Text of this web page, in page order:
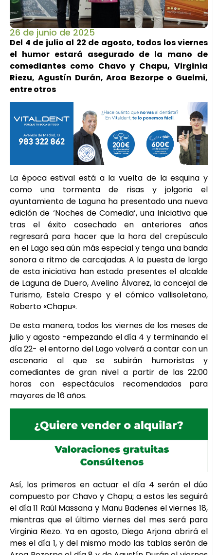
26 de junio de 2025
Del 4 de julio al 22 de agosto, todos los viernes
el humor estará asegurado de la mano de
comediantes como Chavo y Chapu, Virginia
Riezu, Agustín Durán, Aroa Bezorpe o Guelmi,
entre otros
La época estival está a la vuelta de la esquina y
como una tormenta de risas y jolgorio el
ayuntamiento de Laguna ha presentado una nueva
edición de ‘Noches de Comedia’, una iniciativa que
tras el éxito cosechado en anteriores años
regresará para hacer que la hora del crepúsculo
en el Lago sea aún más especial y tenga una banda
sonora a ritmo de carcajadas. A la puesta de largo
de esta iniciativa han estado presentes el alcalde
de Laguna de Duero, Avelino Álvarez, la concejal de
Turismo, Estela Crespo y el cómico vallisoletano,
Roberto «Chapu».
De esta manera, todos los viernes de los meses de
julio y agosto -empezando el día 4 y terminando el
día 22- el entorno del Lago volverá a contar con un
escenario al que se subirán humoristas y
comediantes de gran nivel a partir de las 22:00
horas con espectáculos recomendados para
mayores de 16 años.
Así, los primeros en actuar el día 4 serán el dúo
compuesto por Chavo y Chapu; a estos les seguirá
el día 11 Raúl Massana y Manu Badenes el viernes 18,
mientras que el último viernes del mes será para
Virginia Riezo. Ya en agosto, Diego Arjona abrirá el
mes el día 1, y del mismo modo las tablas serán de